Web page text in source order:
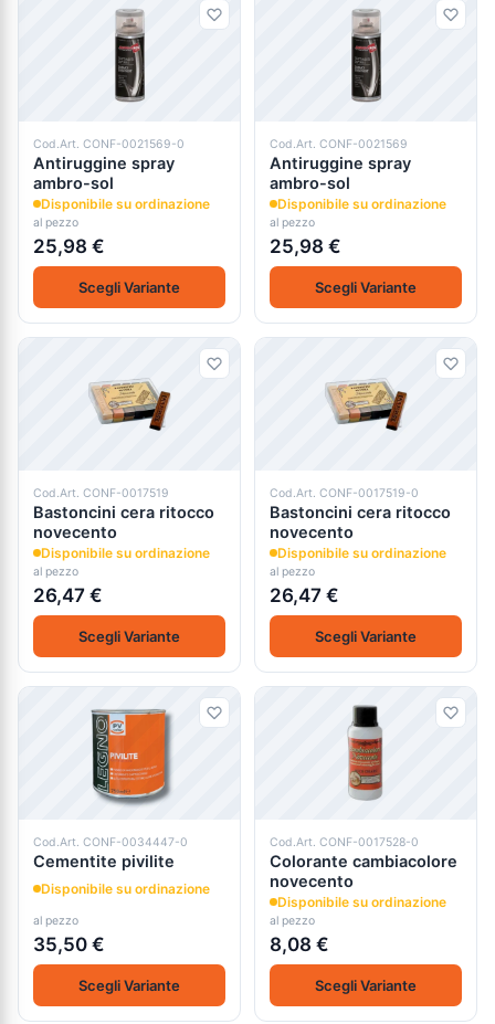
Cod.Art. CONF-0021569-0
Antiruggine spray
ambro-sol
Disponibile su ordinazione
al pezzo
25,98 €
Scegli Variante
Cod.Art. CONF-0021569
Antiruggine spray
ambro-sol
Disponibile su ordinazione
al pezzo
25,98 €
Scegli Variante
Cod.Art. CONF-0017519
Bastoncini cera ritocco
novecento
Disponibile su ordinazione
al pezzo
26,47 €
Scegli Variante
Cod.Art. CONF-0017519-0
Bastoncini cera ritocco
novecento
Disponibile su ordinazione
al pezzo
26,47 €
Scegli Variante
Cod.Art. CONF-0034447-0
Cementite pivilite
Disponibile su ordinazione
al pezzo
35,50 €
Scegli Variante
Cod.Art. CONF-0017528-0
Colorante cambiacolore
novecento
Disponibile su ordinazione
al pezzo
8,08 €
Scegli Variante